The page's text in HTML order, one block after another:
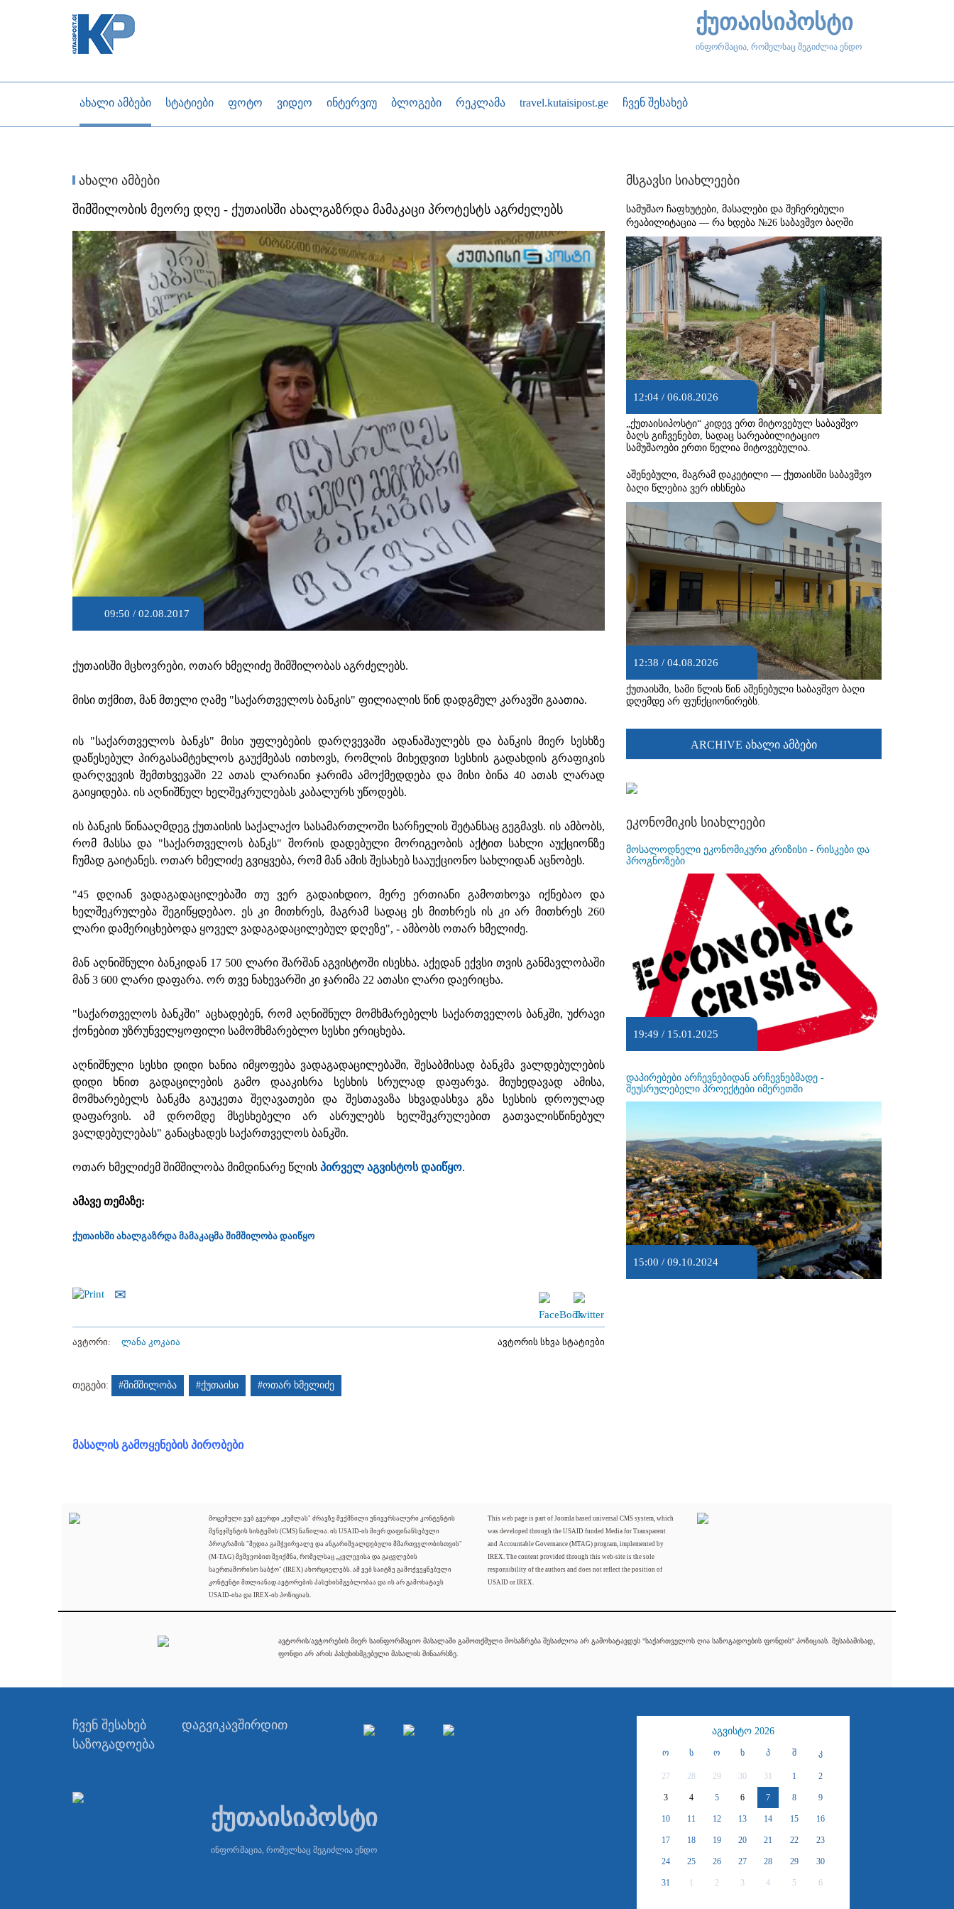
ქუთაისიპოსტი
ინფორმაცია, რომელსაც შეგიძლია ენდო
ახალი ამბები სტატიები ფოტო ვიდეო ინტერვიუ ბლოგები რეკლამა travel.kutaisipost.ge ჩვენ შესახებ
ახალი ამბები
შიმშილობის მეორე დღე - ქუთაისში ახალგაზრდა მამაკაცი პროტესტს აგრძელებს
09:50 / 02.08.2017
ქუთაისში მცხოვრები, ოთარ ხმელიძე შიმშილობას აგრძელებს.
მისი თქმით, მან მთელი ღამე "საქართველოს ბანკის" ფილიალის წინ დადგმულ კარავში გაათია.
ის "საქართველოს ბანკს" მისი უფლებების დარღვევაში ადანაშაულებს და ბანკის მიერ სესხზე
დაწესებულ პირგასამტეხლოს გაუქმებას ითხოვს, რომლის მიხედვით სესხის გადახდის გრაფიკის
დარღვევის შემთხვევაში 22 ათას ლარიანი ჯარიმა ამოქმედდება და მისი ბინა 40 ათას ლარად
გაიყიდება. ის აღნიშნულ ხელშეკრულებას კაბალურს უწოდებს.
ის ბანკის წინააღმდეგ ქუთაისის საქალაქო სასამართლოში სარჩელის შეტანსაც გეგმავს. ის ამბობს,
რომ მასსა და "საქართველოს ბანკს" შორის დადებული მორიგეობის აქტით სახლი აუქციონზე
ჩუმად გაიტანეს. ოთარ ხმელიძე გვიყვება, რომ მან ამის შესახებ სააუქციონო სახლიდან აცნობეს.
"45 დღიან ვადაგადაცილებაში თუ ვერ გადაიხდიო, მერე ერთიანი გამოთხოვა იქნებაო და
ხელშეკრულება შეგიწყდებაო. ეს კი მითხრეს, მაგრამ სადაც ეს მითხრეს ის კი არ მითხრეს 260
ლარი დამერიცხებოდა ყოველ ვადაგადაცილებულ დღეზე", - ამბობს ოთარ ხმელიძე.
მან აღნიშნული ბანკიდან 17 500 ლარი შარშან აგვისტოში ისესხა. აქედან ექვსი თვის განმავლობაში
მან 3 600 ლარი დაფარა. ორ თვე ნახევარში კი ჯარიმა 22 ათასი ლარი დაერიცხა.
"საქართველოს ბანკში" აცხადებენ, რომ აღნიშნულ მომხმარებელს საქართველოს ბანკში, უძრავი
ქონებით უზრუნველყოფილი სამომხმარებლო სესხი ერიცხება.
აღნიშნული სესხი დიდი ხანია იმყოფება ვადაგადაცილებაში, შესაბმისად ბანკმა ვალდებულების
დიდი ხნით გადაცილების გამო დააკისრა სესხის სრულად დაფარვა. მიუხედავად ამისა,
მომხარებელს ბანკმა გაუკეთა შეღავათები და შესთავაზა სხვადასხვა გზა სესხის დროულად
დაფარვის. ამ დრომდე მსესხებელი არ ასრულებს ხელშეკრულებით გათვალისწინებულ
ვალდებულებას" განაცხადეს საქართველოს ბანკში.
ოთარ ხმელიძემ შიმშილობა მიმდინარე წლის პირველ აგვისტოს დაიწყო.
ამავე თემაზე:
ქუთაისში ახალგაზრდა მამაკაცმა შიმშილობა დაიწყო
ავტორი: ლანა კოკაია ავტორის სხვა სტატიები
თეგები: #შიმშილობა #ქუთაისი #ოთარ ხმელიძე
მასალის გამოყენების პირობები
მსგავსი სიახლეები
სამუშაო ჩაფხუტები, მასალები და შეჩერებული
რეაბილიტაცია — რა ხდება №26 საბავშვო ბაღში
12:04 / 06.08.2026
„ქუთაისიპოსტი“ კიდევ ერთ მიტოვებულ საბავშვო
ბაღს გიჩვენებთ, სადაც სარეაბილიტაციო
სამუშაოები ერთი წელია მიტოვებულია.
აშენებული, მაგრამ დაკეტილი — ქუთაისში საბავშვო
ბაღი წლებია ვერ იხსნება
12:38 / 04.08.2026
ქუთაისში, სამი წლის წინ აშენებული საბავშვო ბაღი
დღემდე არ ფუნქციონირებს.
ARCHIVE ახალი ამბები
ეკონომიკის სიახლეები
მოსალოდნელი ეკონომიკური კრიზისი - რისკები და
პროგნოზები
19:49 / 15.01.2025
დაპირებები არჩევნებიდან არჩევნებმადე -
შეუსრულებელი პროექტები იმერეთში
15:00 / 09.10.2024
მოცემული ვებ გვერდი „ჯუმლას" ძრავზე შექმნილი უნივერსალური კონტენტის
მენეჯმენტის სისტემის (CMS) ნაწილია. ის USAID-ის მიერ დაფინანსებული
პროგრამის "მედია გამჭვირვალე და ანგარიშვალდებული მმართველობისთვის"
(M-TAG) მეშვეობით შეიქმნა, რომელსაც „კვლევისა და გაცვლების
საერთაშორისო საბჭო" (IREX) ახორციელებს. ამ ვებ საიტზე გამოქვეყნებული
კონტენტი მთლიანად ავტორების პასუხისმგებლობაა და ის არ გამოხატავს
USAID-ისა და IREX-ის პოზიციას.
This web page is part of Joomla based universal CMS system, which
was developed through the USAID funded Media for Transparent
and Accountable Governance (MTAG) program, implemented by
IREX. The content provided through this web-site is the sole
responsibility of the authors and does not reflect the position of
USAID or IREX.
ავტორის/ავტორების მიერ საინფორმაციო მასალაში გამოთქმული მოსაზრება შესაძლოა არ გამოხატავდეს "საქართველოს ღია საზოგადოების ფონდის" პოზიციას. შესაბამისად,
ფონდი არ არის პასუხისმგებელი მასალის შინაარსზე.
ჩვენ შესახებ
დაგვიკავშირდით
საზოგადოება
ქუთაისიპოსტი
ინფორმაცია, რომელსაც შეგიძლია ენდო
აგვისტო 2026
ო ს ო ხ პ შ კ
27 28 29 30 31 1 2
3 4 5 6 7 8 9
10 11 12 13 14 15 16
17 18 19 20 21 22 23
24 25 26 27 28 29 30
31 1 2 3 4 5 6